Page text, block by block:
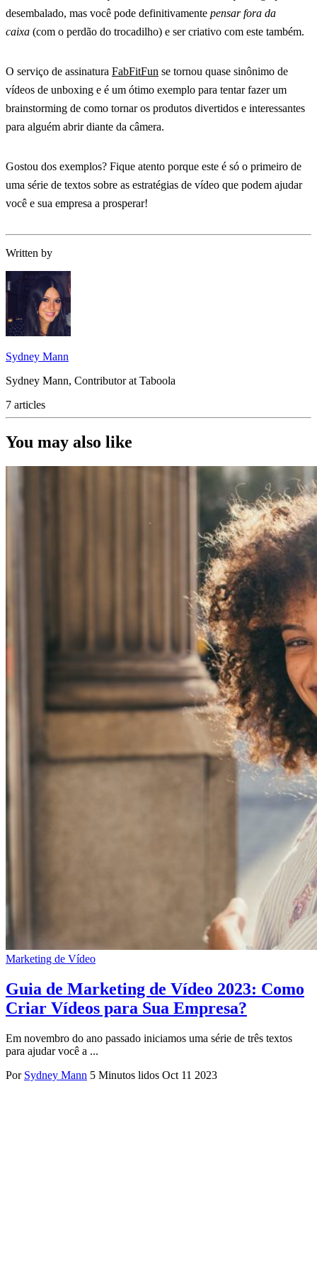
desembalado, mas você pode definitivamente pensar fora da
caixa (com o perdão do trocadilho) e ser criativo com este também.
O serviço de assinatura FabFitFun se tornou quase sinônimo de
vídeos de unboxing e é um ótimo exemplo para tentar fazer um
brainstorming de como tornar os produtos divertidos e interessantes
para alguém abrir diante da câmera.
Gostou dos exemplos? Fique atento porque este é só o primeiro de
uma série de textos sobre as estratégias de vídeo que podem ajudar
você e sua empresa a prosperar!
Written by
Sydney Mann
Sydney Mann, Contributor at Taboola
7 articles
You may also like
Marketing de Vídeo
Guia de Marketing de Vídeo 2023: Como
Criar Vídeos para Sua Empresa?
Em novembro do ano passado iniciamos uma série de três textos
para ajudar você a ...
Por Sydney Mann 5 Minutos lidos Oct 11 2023